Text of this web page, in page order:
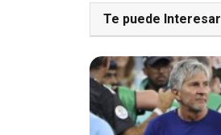
Te puede Interesar